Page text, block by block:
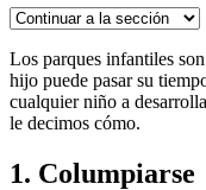
Los parques infantiles
hijo puede pasar su
cualquier niño a
le decimos cómo.
1. Columpiarse